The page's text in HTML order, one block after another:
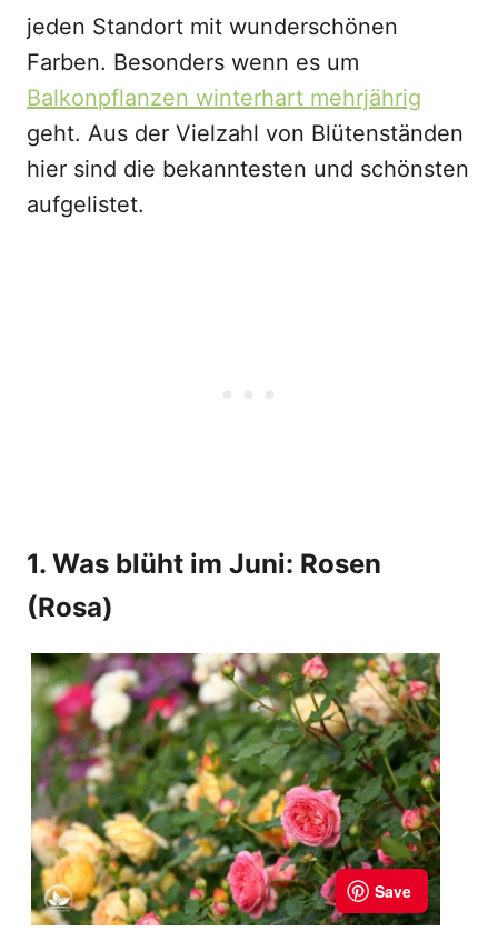
jeden Standort mit wunderschönen
Farben. Besonders wenn es um
Balkonpflanzen winterhart mehrjährig
geht. Aus der Vielzahl von Blütenständen
hier sind die bekanntesten und schönsten
aufgelistet.
1. Was blüht im Juni: Rosen
(Rosa)